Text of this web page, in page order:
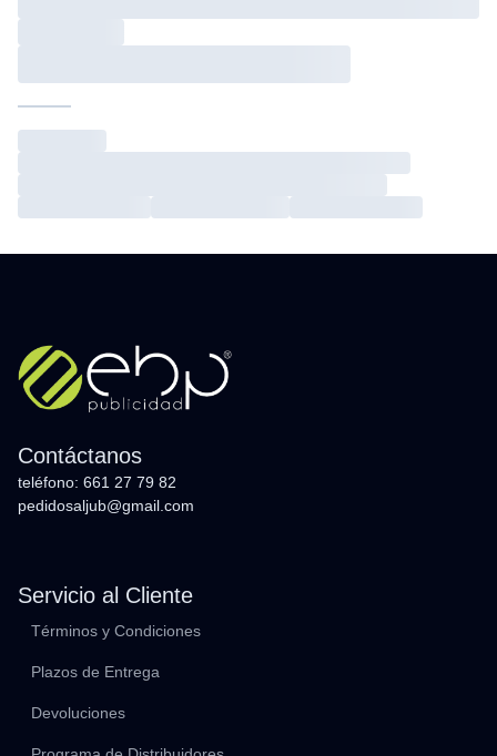
Contáctanos
teléfono: 661 27 79 82
pedidosaljub@gmail.com
Servicio al Cliente
Términos y Condiciones
Plazos de Entrega
Devoluciones